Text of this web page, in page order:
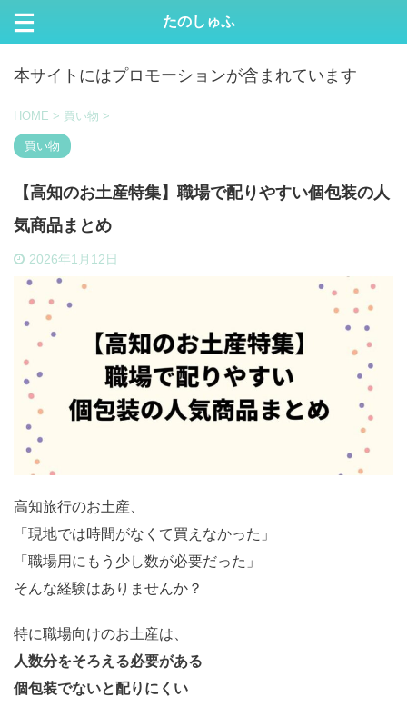
たのしゅふ
本サイトにはプロモーションが含まれています
HOME > 買い物 >
買い物
【高知のお土産特集】職場で配りやすい個包装の人
気商品まとめ
2026年1月12日
高知旅行のお土産、
「現地では時間がなくて買えなかった」
「職場用にもう少し数が必要だった」
そんな経験はありませんか？
特に職場向けのお土産は、
人数分をそろえる必要がある
個包装でないと配りにくい